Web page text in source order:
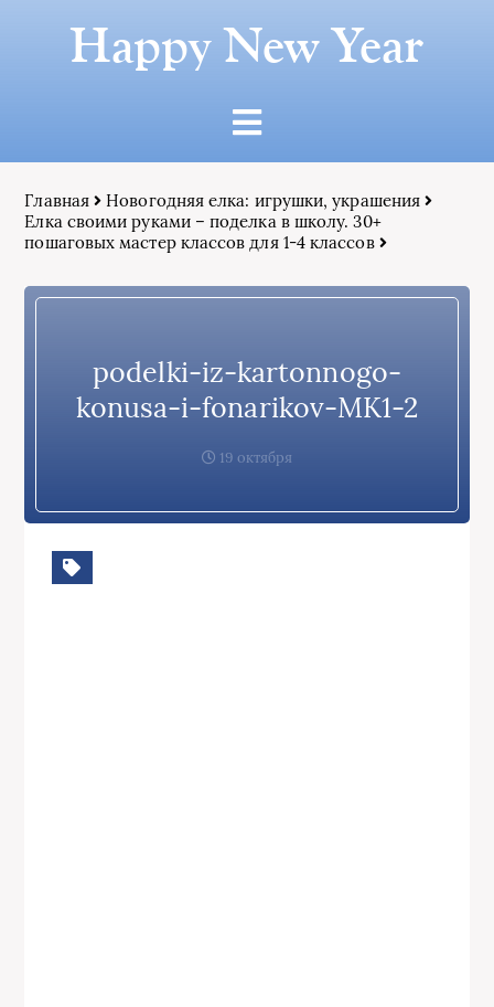
Happy New Year
Главная
Новогодняя елка: игрушки, украшения
Елка своими руками – поделка в школу. 30+
пошаговых мастер классов для 1-4 классов
podelki-iz-kartonnogo-
konusa-i-fonarikov-MK1-2
19 октября